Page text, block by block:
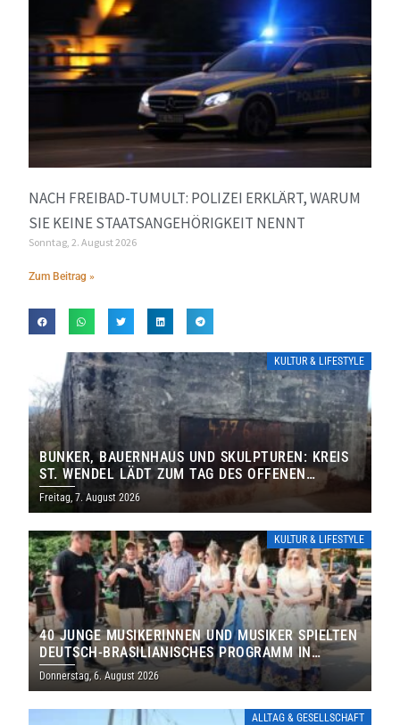
NACH FREIBAD-TUMULT: POLIZEI ERKLÄRT, WARUM
SIE KEINE STAATSANGEHÖRIGKEIT NENNT
Sonntag, 2. August 2026
Zum Beitrag »
KULTUR & LIFESTYLE
BUNKER, BAUERNHAUS UND SKULPTUREN: KREIS
ST. WENDEL LÄDT ZUM TAG DES OFFENEN
DENKMALS EIN
Freitag, 7. August 2026
KULTUR & LIFESTYLE
40 JUNGE MUSIKERINNEN UND MUSIKER SPIELTEN
DEUTSCH-BRASILIANISCHES PROGRAMM IN
THOLEY
Donnerstag, 6. August 2026
ALLTAG & GESELLSCHAFT